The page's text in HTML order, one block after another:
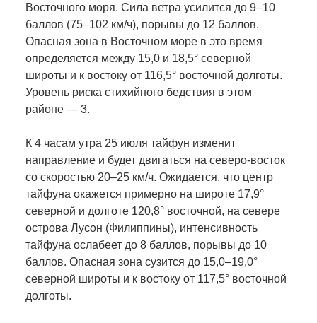
Восточного моря. Сила ветра усилится до 9–10
баллов (75–102 км/ч), порывы до 12 баллов.
Опасная зона в Восточном море в это время
определяется между 15,0 и 18,5° северной
широты и к востоку от 116,5° восточной долготы.
Уровень риска стихийного бедствия в этом
районе — 3.
К 4 часам утра 25 июля тайфун изменит
направление и будет двигаться на северо-восток
со скоростью 20–25 км/ч. Ожидается, что центр
тайфуна окажется примерно на широте 17,9°
северной и долготе 120,8° восточной, на севере
острова Лусон (Филиппины), интенсивность
тайфуна ослабеет до 8 баллов, порывы до 10
баллов. Опасная зона сузится до 15,0–19,0°
северной широты и к востоку от 117,5° восточной
долготы.